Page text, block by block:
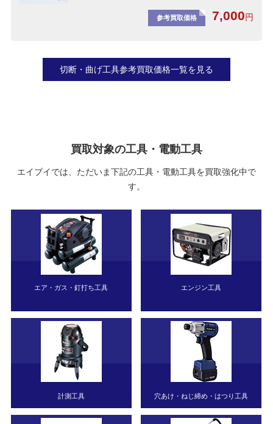
参考買取価格 7,000円
切断・曲げ工具参考買取価格一覧を見る
買取対象の工具・電動工具
エイブイでは、ただいま下記の工具・電動工具を買取強化中で
す。
エア・ガス・釘打ち工具 エンジン工具
計測工具 穴あけ・ねじ締め・はつり工具